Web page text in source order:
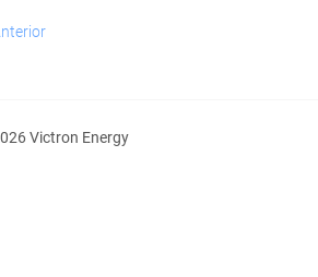
Victron Energy